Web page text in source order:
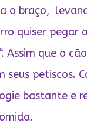
o braço,
quiser pegar
“. Assim que o
seus petiscos.
bastante e